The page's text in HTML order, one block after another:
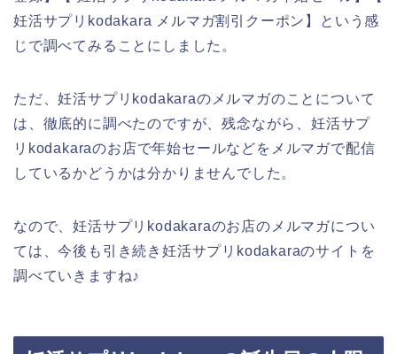
妊活サプリkodakara メルマガ割引クーポン】という感
じで調べてみることにしました。
ただ、妊活サプリkodakaraのメルマガのことについて
は、徹底的に調べたのですが、残念ながら、妊活サプ
リkodakaraのお店で年始セールなどをメルマガで配信
しているかどうかは分かりませんでした。
なので、妊活サプリkodakaraのお店のメルマガについ
ては、今後も引き続き妊活サプリkodakaraのサイトを
調べていきますね♪